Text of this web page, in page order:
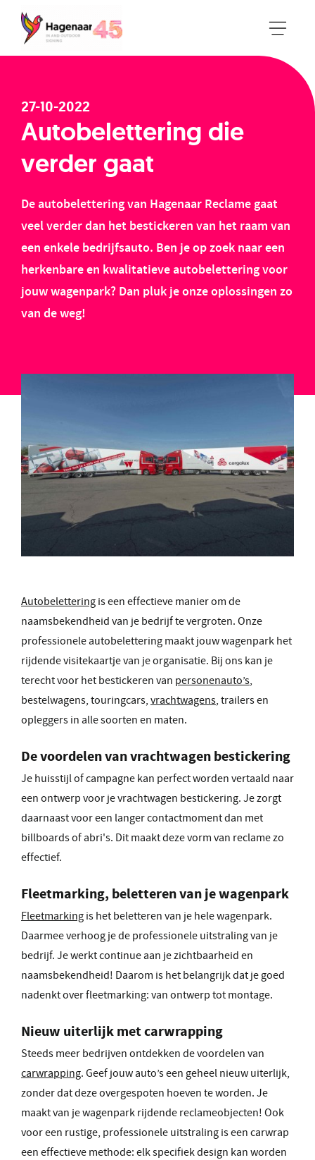
27-10-2022
Autobelettering die
verder gaat
De autobelettering van Hagenaar Reclame gaat
veel verder dan het bestickeren van het raam van
een enkele bedrijfsauto. Ben je op zoek naar een
herkenbare en kwalitatieve autobelettering voor
jouw wagenpark? Dan pluk je onze oplossingen zo
van de weg!
Autobelettering is een effectieve manier om de
naamsbekendheid van je bedrijf te vergroten. Onze
professionele autobelettering maakt jouw wagenpark het
rijdende visitekaartje van je organisatie. Bij ons kan je
terecht voor het bestickeren van personenauto’s,
bestelwagens, touringcars, vrachtwagens, trailers en
opleggers in alle soorten en maten.
De voordelen van vrachtwagen bestickering
Je huisstijl of campagne kan perfect worden vertaald naar
een ontwerp voor je vrachtwagen bestickering. Je zorgt
daarnaast voor een langer contactmoment dan met
billboards of abri's. Dit maakt deze vorm van reclame zo
effectief.
Fleetmarking, beletteren van je wagenpark
Fleetmarking is het beletteren van je hele wagenpark.
Daarmee verhoog je de professionele uitstraling van je
bedrijf. Je werkt continue aan je zichtbaarheid en
naamsbekendheid! Daarom is het belangrijk dat je goed
nadenkt over fleetmarking: van ontwerp tot montage.
Nieuw uiterlijk met carwrapping
Steeds meer bedrijven ontdekken de voordelen van
carwrapping. Geef jouw auto’s een geheel nieuw uiterlijk,
zonder dat deze overgespoten hoeven te worden. Je
maakt van je wagenpark rijdende reclameobjecten! Ook
voor een rustige, professionele uitstraling is een carwrap
een effectieve methode: elk specifiek design kan worden